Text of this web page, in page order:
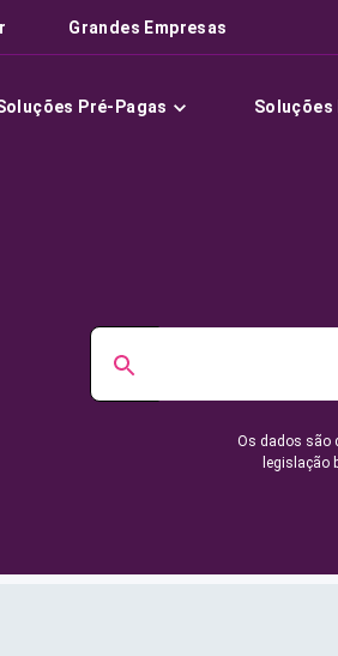
Grandes Empresas
Pré-Pagas Soluções
Os dados são
legislação